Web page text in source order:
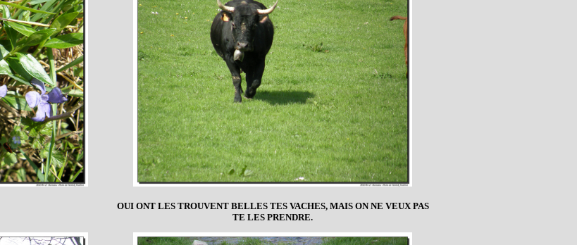
OUI ONT LES TROUVENT BELLES TES VACHES, MAIS ON NE VEUX PAS
TE LES PRENDRE.